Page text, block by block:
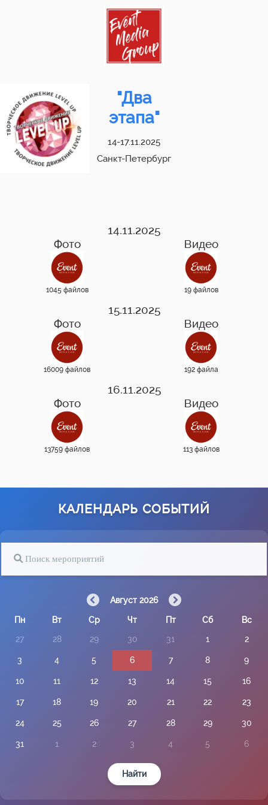
"Два
этапа"
14-17.11.2025
Санкт-Петербург
14.11.2025
Фото
1045 файлов
Видео
19 файлов
15.11.2025
Фото
16009 файлов
Видео
192 файла
16.11.2025
Фото
13759 файлов
Видео
113 файлов
КАЛЕНДАРЬ СОБЫТИЙ
Август 2026
Пн Вт Ср Чт Пт Сб
Вс
27
28 29 30 31 1 2
3 4 5 6 7 8 9
10 11 12 13 14 15 16
17 18 19 20 21 22 23
24 25 26 27 28 29 30
31 1 2 3 4 5 6
Найти